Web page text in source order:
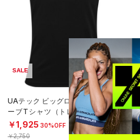
SALE
UAテック ビッグロゴ ショートスリ
ーブTシャツ（トレーニング/BOY
S）
￥1,925 30%OFF
￥2,750